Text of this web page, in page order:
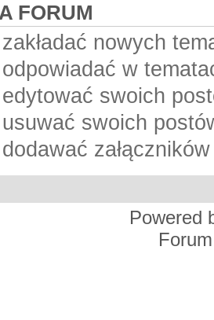
FORUM
zakładać nowych
odpowiadać w
edytować swoich
usuwać swoich
dodawać
Powered